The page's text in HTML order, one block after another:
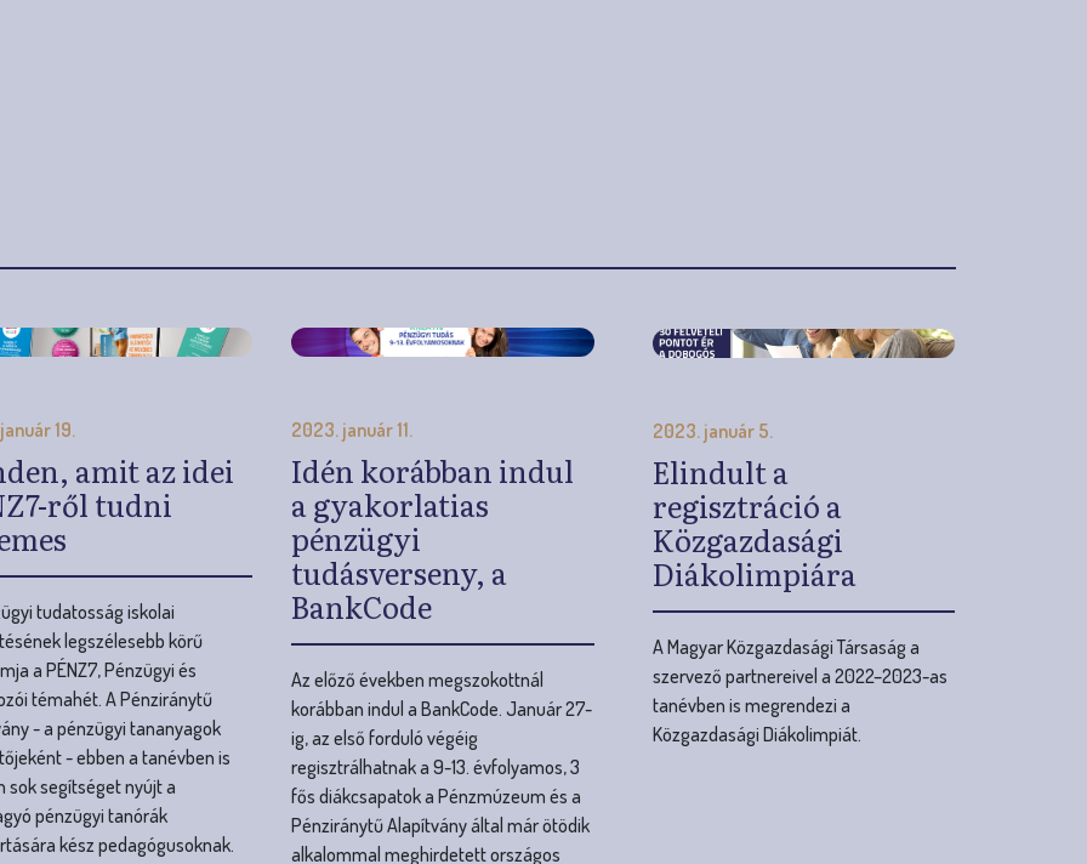
amit az idei
tudatosság iskolai
legszélesebb körű
a PÉNZ7, Pénzügyi és
témahét. A Pénziránytű
- a pénzügyi tananyagok
pénzügyi tanórák
kész pedagógusoknak.
Idén korábban indul
pénzügyi
BankCode
Az előző években megszokottnál
korábban indul a BankCode. Január 27-
ig, az első forduló végéig
regisztrálhatnak a 9-13. évfolyamos, 3
fős diákcsapatok a Pénzmúzeum és a
pénzügyi tanulmányi versenyre.
Elindult a
Közgazdasági
szervező partnereivel a 2022–2023-as
tanévben is megrendezi a
Közgazdasági Diákolimpiát.
Még több hír